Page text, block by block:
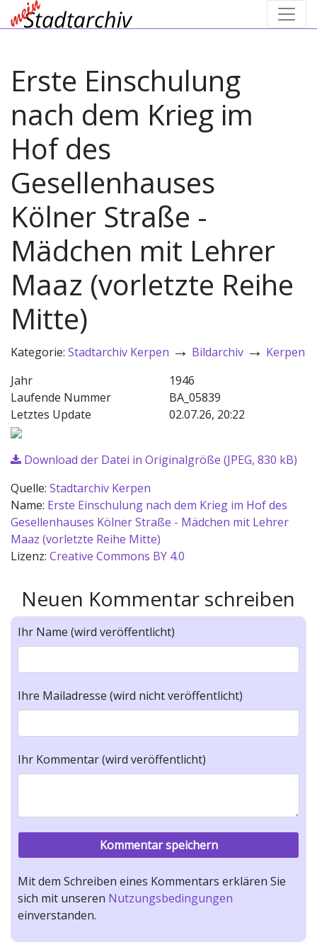
Erste Einschulung
nach dem Krieg im
Hof des
Gesellenhauses
Kölner Straße -
Mädchen mit Lehrer
Maaz (vorletzte Reihe
Mitte)
Kategorie: Stadtarchiv Kerpen → Bildarchiv → Kerpen
Jahr
1946
Laufende Nummer
BA_05839
Letztes Update
02.07.26, 20:22
Download der Datei in Originalgröße (JPEG, 830 kB)
Quelle: Stadtarchiv Kerpen
Name: Erste Einschulung nach dem Krieg im Hof des
Gesellenhauses Kölner Straße - Mädchen mit Lehrer
Maaz (vorletzte Reihe Mitte)
Lizenz: Creative Commons BY 4.0
Neuen Kommentar schreiben
Ihr Name (wird veröffentlicht)
Ihre Mailadresse (wird nicht veröffentlicht)
Ihr Kommentar (wird veröffentlicht)
Mit dem Schreiben eines Kommentars erklären Sie
sich mit unseren Nutzungsbedingungen
einverstanden.